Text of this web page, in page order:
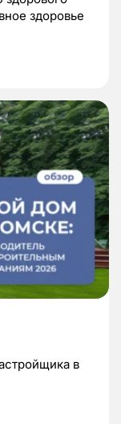
здоровье
в